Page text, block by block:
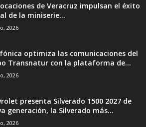
de Veracruz impulsan el éxito
de la miniserie...
2026
optimiza las comunicaciones del
Transnatur con la plataforma de...
2026
presenta Silverado 1500 2027 de
generación, la Silverado más...
2026